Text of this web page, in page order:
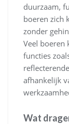
duurzaam,
boeren zich
zonder
Veel boeren
functies
afhankelijk
Wat